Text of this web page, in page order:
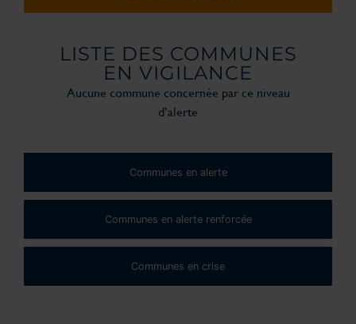
Communes en alerte
Communes en alerte renforcée
Communes en crise
LISTE DES COMMUNES
EN VIGILANCE
Aucune commune concernée par ce niveau
d’alerte